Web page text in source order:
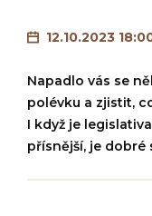
12.10.2023
Napadlo vás se
polévku a zjistit,
I když je
přísnější, je dobré